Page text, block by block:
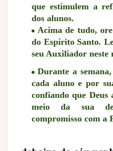
que estimulem a
dos alunos.
Acima de tudo,
do Espírito Santo.
seu Auxiliador neste
Durante a
cada aluno e por
confiando que Deus
meio da sua
compromisso com a